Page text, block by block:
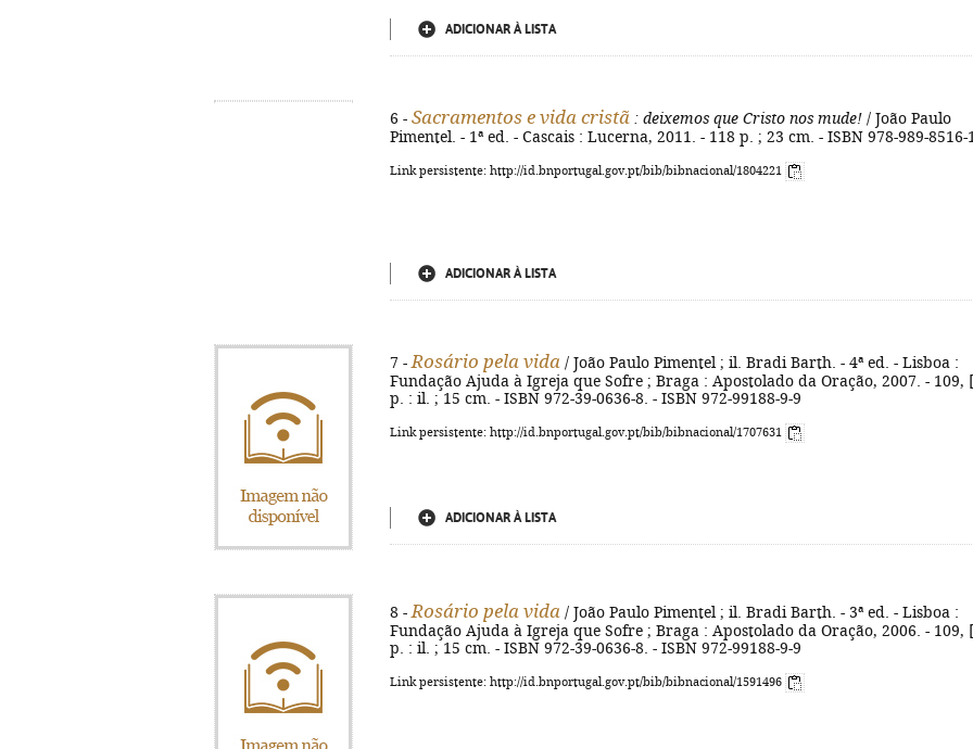
ADICIONAR À LISTA
6 - Sacramentos e vida cristã : deixemos que Cristo nos mude! / João Paulo
Pimentel. - 1ª ed. - Cascais : Lucerna, 2011. - 118 p. ; 23 cm. - ISBN 978-989-8516-
Link persistente: http://id.bnportugal.gov.pt/bib/bibnacional/1804221
ADICIONAR À LISTA
7 - Rosário pela vida / João Paulo Pimentel ; il. Bradi Barth. - 4ª ed. - Lisboa :
Fundação Ajuda à Igreja que Sofre ; Braga : Apostolado da Oração, 2007. - 109,
p. : il. ; 15 cm. - ISBN 972-39-0636-8. - ISBN 972-99188-9-9
Link persistente: http://id.bnportugal.gov.pt/bib/bibnacional/1707631
ADICIONAR À LISTA
8 - Rosário pela vida / João Paulo Pimentel ; il. Bradi Barth. - 3ª ed. - Lisboa :
Fundação Ajuda à Igreja que Sofre ; Braga : Apostolado da Oração, 2006. - 109,
p. : il. ; 15 cm. - ISBN 972-39-0636-8. - ISBN 972-99188-9-9
Link persistente: http://id.bnportugal.gov.pt/bib/bibnacional/1591496